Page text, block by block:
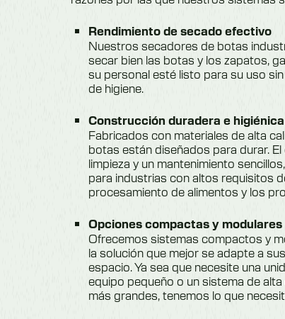
Rendimiento de secado efectivo
Nuestros secadores de botas
secar bien las botas y los zapatos,
su personal esté listo para su uso
de higiene.
Construcción duradera e higiénica
Fabricados con materiales de alta
botas están diseñados para durar.
limpieza y un mantenimiento
para industrias con altos requisitos
procesamiento de alimentos y los
Opciones compactas y modulares
Ofrecemos sistemas compactos y
la solución que mejor se adapte a
espacio. Ya sea que necesite una
equipo pequeño o un sistema de
más grandes, tenemos lo que